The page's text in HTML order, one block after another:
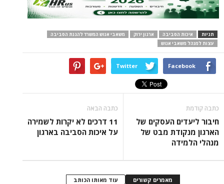
תגיות איכות הסביבה ארגון ירוק
משאבי אנוש המשרד להגנת הסביבה
עצות למנהל משאבי אנוש
Facebook
Twitter
כתבה קודמת
חיבור ליעדים העסקים של
הארגון מנקודת מבט של
מנהלי הלמידה
כתבה הבאה
11 דרכים לא יקרות לשמירה
על איכות הסביבה בארגון
מאמרים קשורים עוד מאותו הכותב